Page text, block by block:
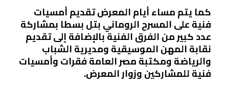
كما يتم مساء أيام المعرض تقديم أمسيات
فنية على المسرح الروماني بتل بسطا بمشاركة
عدد كبير من الفرق الفنية بالإضافة إلى تقديم
نقابة المهن الموسيقية ومديرية الشباب
والرياضة ومكتبة مصر العامة فقرات وأمسيات
فنية للمشاركين وزوار المعرض.